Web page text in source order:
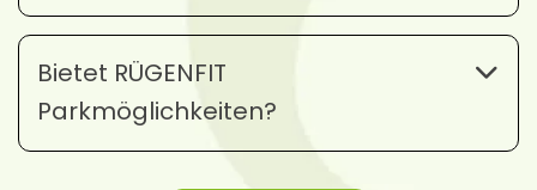
Bietet RÜGENFIT
Parkmöglichkeiten?